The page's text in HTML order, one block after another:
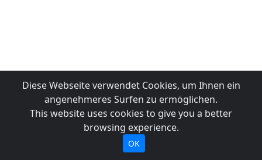
Diese Webseite verwendet Cookies, um Ihnen ein
angenehmeres Surfen zu ermöglichen.
This website uses cookies to give you a better
browsing experience.
OK